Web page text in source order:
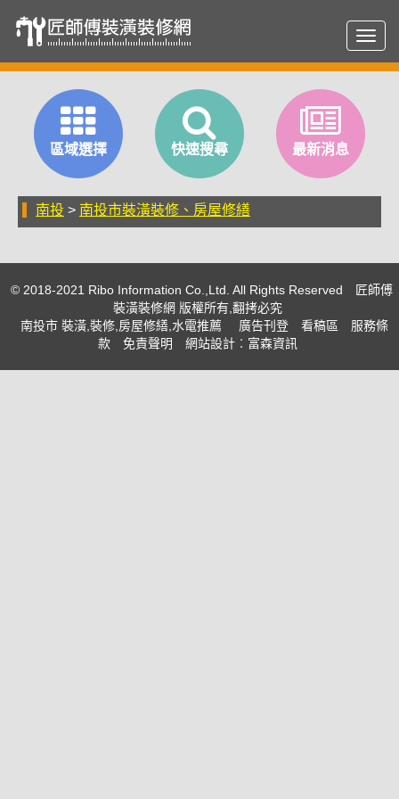
區域選擇 快速搜尋 最新消息
南投 > 南投市裝潢裝修、房屋修繕
© 2018-2021 Ribo Information Co.,Ltd. All Rights Reserved
匠師傅
裝潢裝修網 版權所有,翻拷必究
南投市 裝潢,裝修,房屋修繕,水電推薦
廣告刊登 看稿區
服務條
款
免責聲明 網站設計︰富森資訊